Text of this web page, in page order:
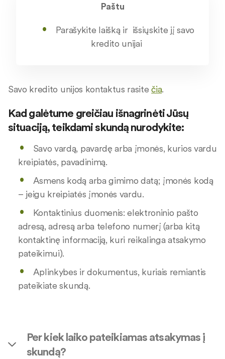
Paštu
Parašykite laišką ir išsiųskite jį savo
kredito unijai
Savo kredito unijos kontaktus rasitečia.
Kad galėtume greičiau išnagrinėti Jūsų
situaciją, teikdami skundą nurodykite:
Savo vardą, pavardę arba įmonės, kurios vardu
kreipiatės, pavadinimą.
Asmens kodą arba gimimo datą; įmonės kodą
– jeigu kreipiatės įmonės vardu.
Kontaktinius duomenis: elektroninio pašto
adresą, adresą arba telefono numerį (arba kitą
kontaktinę informaciją, kuri reikalinga atsakymo
pateikimui).
Aplinkybes ir dokumentus, kuriais remiantis
pateikiate skundą.
Per kiek laiko pateikiamas atsakymas į
skundą?